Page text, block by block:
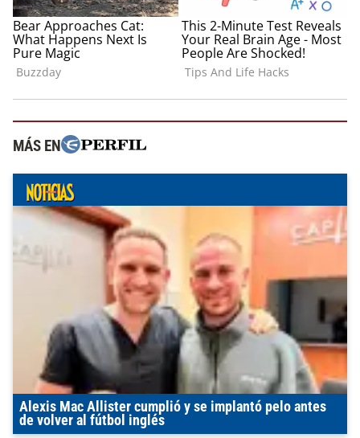
MÁS EN
Alexis Mac Allister cumplió y se implantó pelo antes
de volver al fútbol inglés